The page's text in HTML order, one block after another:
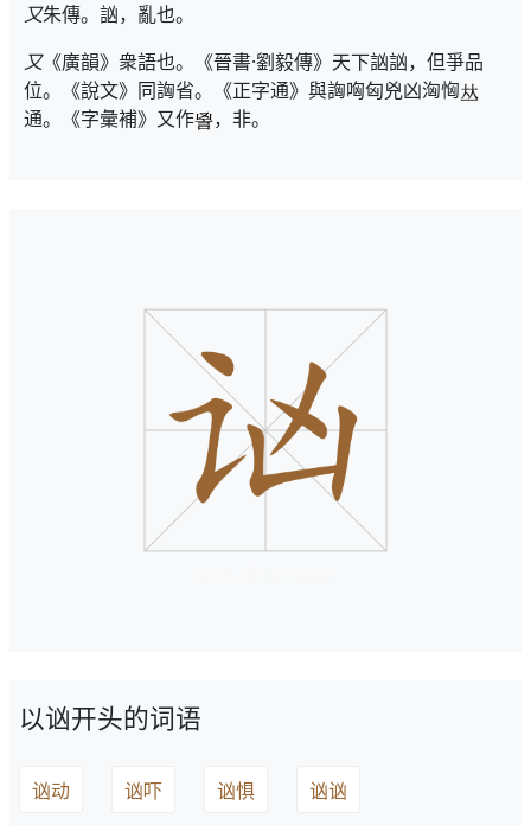
又朱傳。訩，亂也。
又《廣韻》衆語也。《晉書·劉毅傳》天下訩訩，但爭品
位。《說文》同詾省。《正字通》與詾哅匈兇凶洶恟
通。《字彙補》又作
，非。
以讻开头的词语
讻动 讻吓 讻惧 讻讻